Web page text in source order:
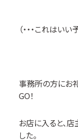
（・・・これはいい予
事務所の方にお
GO！
お店に入ると、
した。